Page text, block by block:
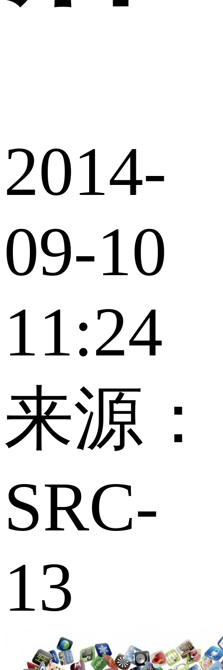
2014-
09-10
11:24
来源：
SRC-
13